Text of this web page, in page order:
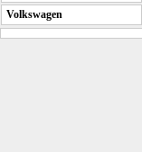
Volkswagen